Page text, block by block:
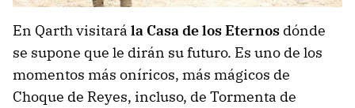
En Qarth visitará la Casa de los Eternos dónde
se supone que le dirán su futuro. Es uno de los
momentos más oníricos, más mágicos de
Choque de Reyes, incluso, de Tormenta de